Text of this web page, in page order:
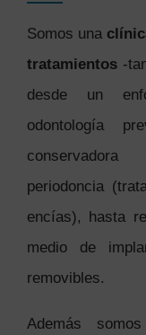
Somos una
tratamientos -
desde un
odontología
periodoncia
encías), hasta
medio de
removibles.
Además